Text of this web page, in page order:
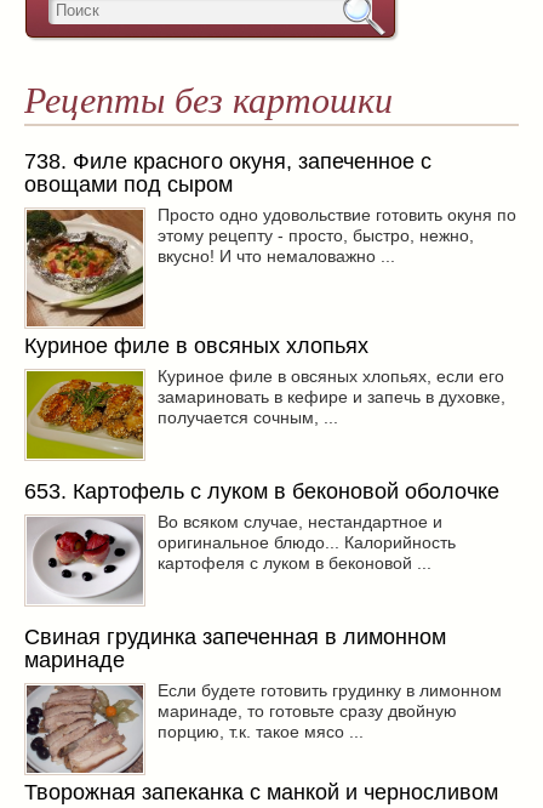
Рецепты без картошки
738. Филе красного окуня, запеченное с
овощами под сыром
Просто одно удовольствие готовить окуня по
этому рецепту - просто, быстро, нежно,
вкусно! И что немаловажно ...
Куриное филе в овсяных хлопьях
Куриное филе в овсяных хлопьях, если его
замариновать в кефире и запечь в духовке,
получается сочным, ...
653. Картофель с луком в беконовой оболочке
Во всяком случае, нестандартное и
оригинальное блюдо... Калорийность
картофеля с луком в беконовой ...
Свиная грудинка запеченная в лимонном
маринаде
Если будете готовить грудинку в лимонном
маринаде, то готовьте сразу двойную
порцию, т.к. такое мясо ...
Творожная запеканка с манкой и черносливом